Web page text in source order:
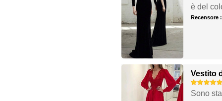
è del
Recensore
Vestito
Sono